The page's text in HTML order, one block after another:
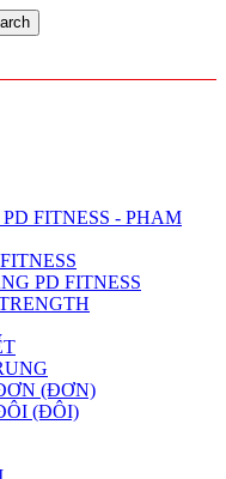
FITNESS - PHAM
PD FITNESS
(ĐƠN)
(ĐÔI)